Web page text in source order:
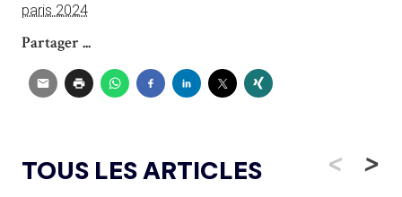
paris 2024
Partager ...
TOUS LES ARTICLES < >